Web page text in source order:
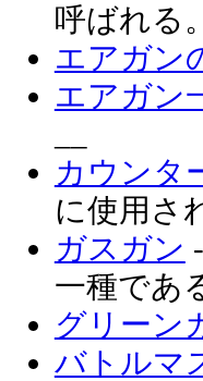
呼ばれる
エアガン
エアガン
カウンタ
に使用さ
ガスガン
一種であ
グリーン
バトルマ